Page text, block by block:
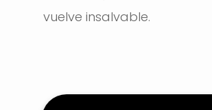
vuelve insalvable.